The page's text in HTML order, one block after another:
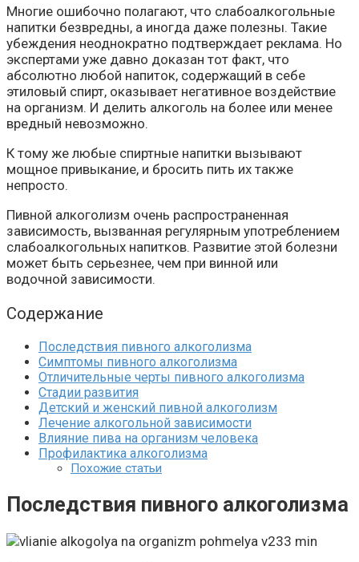
Многие ошибочно полагают, что слабоалкогольные
напитки безвредны, а иногда даже полезны. Такие
убеждения неоднократно подтверждает реклама. Но
экспертами уже давно доказан тот факт, что
абсолютно любой напиток, содержащий в себе
этиловый спирт, оказывает негативное воздействие
на организм. И делить алкоголь на более или менее
вредный невозможно.
К тому же любые спиртные напитки вызывают
мощное привыкание, и бросить пить их также
непросто.
Пивной алкоголизм очень распространенная
зависимость, вызванная регулярным употреблением
слабоалкогольных напитков. Развитие этой болезни
может быть серьезнее, чем при винной или
водочной зависимости.
Содержание
Последствия пивного алкоголизма
Симптомы пивного алкоголизма
Отличительные черты пивного алкоголизма
Стадии развития
Детский и женский пивной алкоголизм
Лечение алкогольной зависимости
Влияние пива на организм человека
Профилактика алкоголизма
Похожие статьи
Последствия пивного алкоголизма